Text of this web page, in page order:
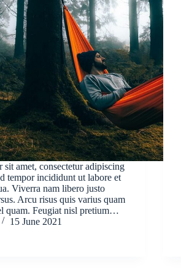
amet, consectetur adipiscing
tempor incididunt ut labore et
Viverra nam libero justo
Arcu risus quis varius quam
quam. Feugiat nisl pretium…
15 June 2021